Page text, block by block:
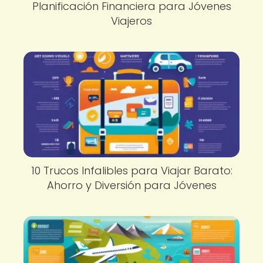
Planificación Financiera para Jóvenes
Viajeros
10 Trucos Infalibles para Viajar Barato:
Ahorro y Diversión para Jóvenes